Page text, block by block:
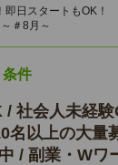
即日スタートもOK
＃8月～
条件
/ 社会人未経
名以上の大量
/ 副業・Wワ